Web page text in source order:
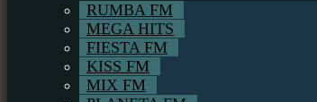
RUMBA FM
MEGA HITS
FIESTA FM
KISS FM
MIX FM